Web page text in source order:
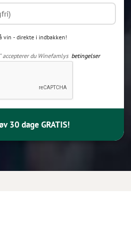
vin - direkte i indbakken!
accepterer du Winefamlys betingelser
30 dage GRATIS!